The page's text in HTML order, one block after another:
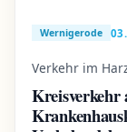
Wernigerode
Verkehr im
Kreisverkehr